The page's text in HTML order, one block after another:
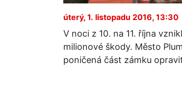
úterý, 1. listopadu 2016, 13:30
V noci z 10. na 11. října
milionové škody. Město
poničená část zámku